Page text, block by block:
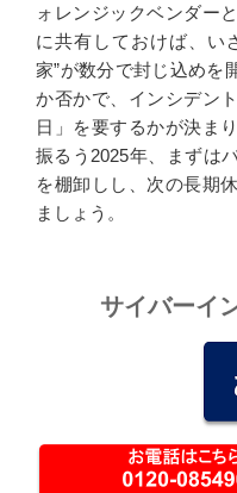
ォレンジックベンダー
に共有しておけば、い
家”が数分で封じ込めを
か否かで、インシデン
日」を要するかが決ま
振るう2025年、まずは
を棚卸しし、次の長期
ましょう。
サイバーイ